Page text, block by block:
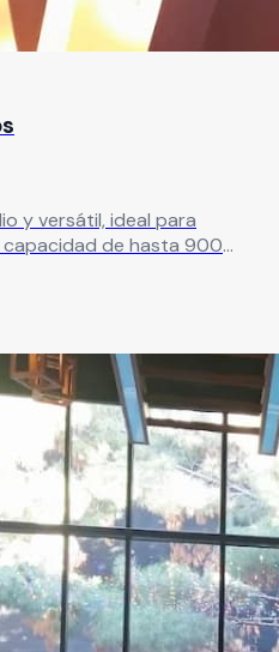
y versátil, ideal para
de hasta 900
tu evento, cuidando cada